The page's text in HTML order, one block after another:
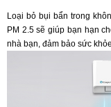
Loại bỏ bụi bẩn trong
PM 2.5 sẽ giúp bạn hạn
nhà bạn, đảm bảo sức